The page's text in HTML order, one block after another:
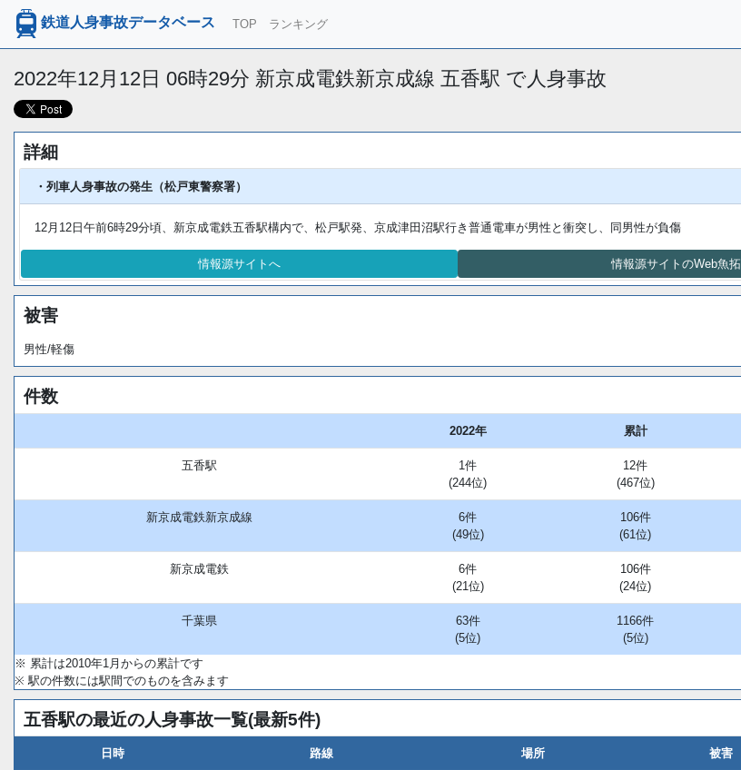
鉄道人身事故データベース TOP ランキング
2022年12月12日 06時29分 新京成電鉄新京成線 五香駅 で人身事故
詳細
・列車人身事故の発生（松戸東警察署）
12月12日午前6時29分頃、新京成電鉄五香駅構内で、松戸駅発、京成津田沼駅行き普通電車が男性と衝突し、同男性が負傷
情報源サイトへ 情報源サイトのWeb魚拓
被害
男性/軽傷
件数
2022年 累計
五香駅
1件
(244位)
12件
(467位)
新京成電鉄新京成線
6件
(49位)
106件
(61位)
新京成電鉄
6件
(21位)
106件
(24位)
千葉県
63件
(5位)
1166件
(5位)
※ 累計は2010年1月からの累計です
※ 駅の件数には駅間でのものを含みます
五香駅の最近の人身事故一覧(最新5件)
日時 路線 場所 被害